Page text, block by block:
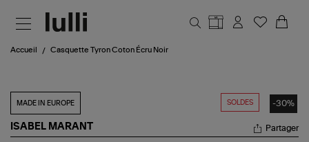
Accueil Casquette Tyron Coton Écru Noir
SOLDES -30%
MADE IN EUROPE
ISABEL MARANT Partager